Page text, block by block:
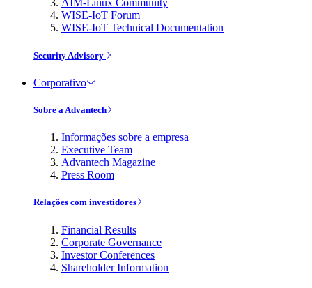
AIM-Linux Community
WISE-IoT Forum
WISE-IoT Technical Documentation
Security Advisory
Corporativo
Sobre a Advantech
Informações sobre a empresa
Executive Team
Advantech Magazine
Press Room
Relações com investidores
Financial Results
Corporate Governance
Investor Conferences
Shareholder Information